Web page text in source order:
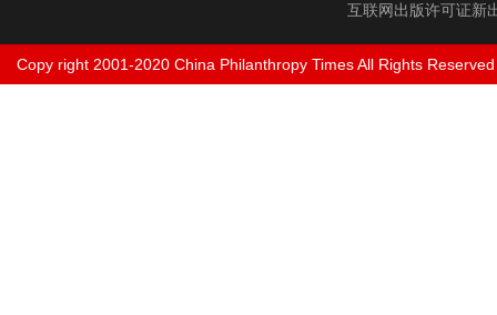
互联网出版许可证新
Copy right 2001-2020 China Philanthropy Times All Rights Reserved